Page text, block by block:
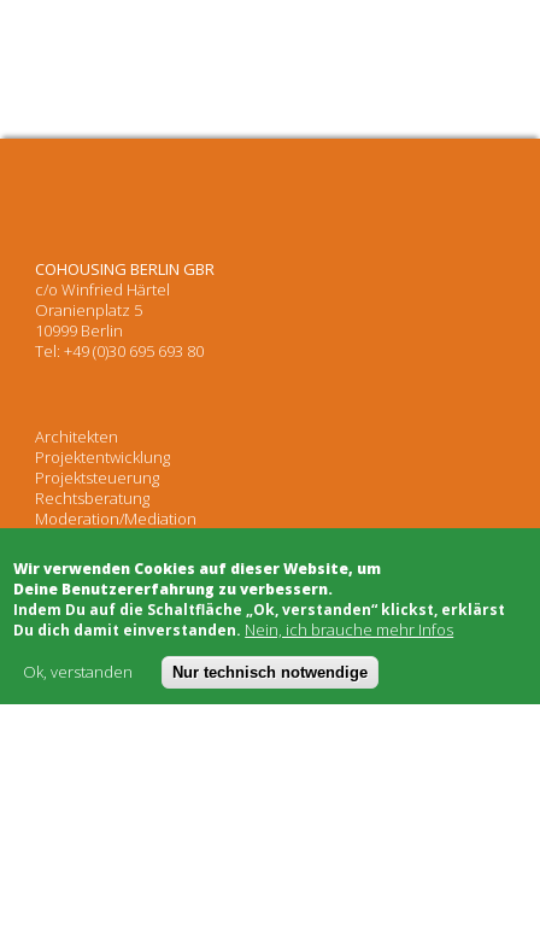
COHOUSING BERLIN GBR
c/o Winfried Härtel
Oranienplatz 5
10999 Berlin
Tel: +49 (0)30 695 693 80
Architekten
Projektentwicklung
Projektsteuerung
Rechtsberatung
Moderation/Mediation
Schwarzes Brett
Bauhandwerk
Genossenschaften
Netzwerke & Unterstützung
Wir verwenden Cookies auf dieser Website, um
Deine Benutzererfahrung zu verbessern.
​Indem Du auf die Schaltfläche „Ok, verstanden“ klickst, erklärst
Du dich damit einverstanden. Nein, ich brauche mehr Infos
Ok, verstanden
Nur technisch notwendige